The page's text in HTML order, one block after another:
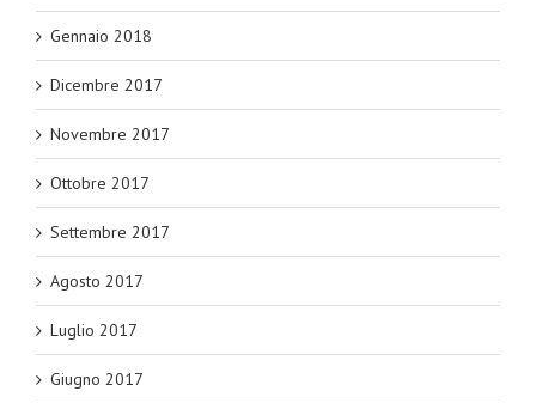
Gennaio 2018
Dicembre 2017
Novembre 2017
Ottobre 2017
Settembre 2017
Agosto 2017
Luglio 2017
Giugno 2017